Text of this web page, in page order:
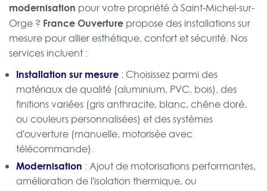
modernisation pour votre propriété à Saint-Michel-sur-
Orge ? France Ouverture propose des installations sur
mesure pour allier esthétique, confort et sécurité. Nos
services incluent :
Installation sur mesure : Choisissez parmi des
matériaux de qualité (aluminium, PVC, bois), des
finitions variées (gris anthracite, blanc, chêne doré,
ou couleurs personnalisées) et des systèmes
d'ouverture (manuelle, motorisée avec
télécommande).
Modernisation : Ajout de motorisations performantes,
amélioration de l'isolation thermique, ou